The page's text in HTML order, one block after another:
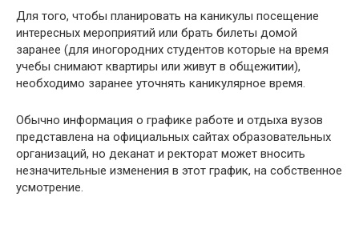
Для того, чтобы планировать на каникулы посещение
интересных мероприятий или брать билеты домой
заранее (для иногородних студентов которые на время
учебы снимают квартиры или живут в общежитии),
необходимо заранее уточнять каникулярное время.
Обычно информация о графике работе и отдыха вузов
представлена на официальных сайтах образовательных
организаций, но деканат и ректорат может вносить
незначительные изменения в этот график, на собственное
усмотрение.